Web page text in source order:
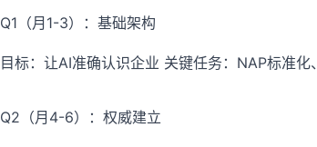
Q1（月1-3）：基础架构
目标：让AI准确认识企业 关键任务：NAP标准
Q2（月4-6）：权威建立